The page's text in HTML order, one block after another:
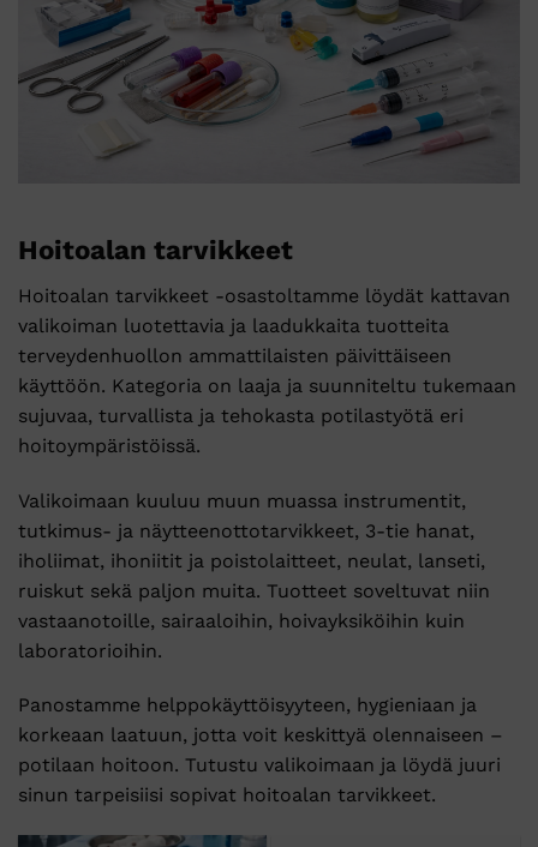
Hoitoalan tarvikkeet
Hoitoalan tarvikkeet -osastoltamme löydät kattavan
valikoiman luotettavia ja laadukkaita tuotteita
terveydenhuollon ammattilaisten päivittäiseen
käyttöön. Kategoria on laaja ja suunniteltu tukemaan
sujuvaa, turvallista ja tehokasta potilastyötä eri
hoitoympäristöissä.
Valikoimaan kuuluu muun muassa instrumentit,
tutkimus- ja näytteenottotarvikkeet, 3-tie hanat,
iholiimat, ihoniitit ja poistolaitteet, neulat, lanseti,
ruiskut sekä paljon muita. Tuotteet soveltuvat niin
vastaanotoille, sairaaloihin, hoivayksiköihin kuin
laboratorioihin.
Panostamme helppokäyttöisyyteen, hygieniaan ja
korkeaan laatuun, jotta voit keskittyä olennaiseen –
potilaan hoitoon. Tutustu valikoimaan ja löydä juuri
sinun tarpeisiisi sopivat hoitoalan tarvikkeet.